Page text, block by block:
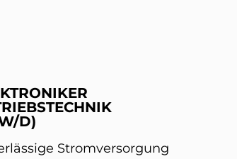
D)
Stromversorgung